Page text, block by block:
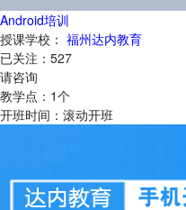
Android培训
授课学校： 福州达内教育
已关注： 527
请咨询
教学点： 1个
开班时间： 滚动开班